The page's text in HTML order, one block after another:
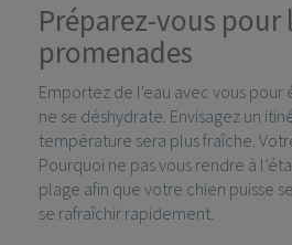
Préparez-vous pour
promenades
Emportez de l'eau avec vous pour
ne se déshydrate. Envisagez un
température sera plus fraîche.
Pourquoi ne pas vous rendre à
plage afin que votre chien puisse
se rafraîchir rapidement.